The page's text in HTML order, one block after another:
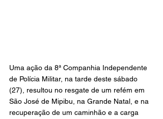
Uma ação da 8ª Companhia Independente
de Polícia Militar, na tarde deste sábado
(27), resultou no resgate de um refém em
São José de Mipibu, na Grande Natal, e na
recuperação de um caminhão e a carga